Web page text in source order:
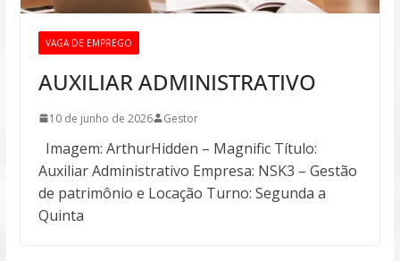
VAGA DE EMPREGO
AUXILIAR ADMINISTRATIVO
10 de junho de 2026 Gestor
Imagem: ArthurHidden – Magnific Título:
Auxiliar Administrativo Empresa: NSK3 – Gestão
de patrimônio e Locação Turno: Segunda a
Quinta